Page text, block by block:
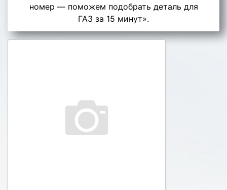
номер — поможем подобрать деталь для
ГАЗ за 15 минут».